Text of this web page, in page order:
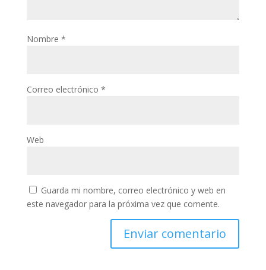
Nombre *
Correo electrónico *
Web
Guarda mi nombre, correo electrónico y web en
este navegador para la próxima vez que comente.